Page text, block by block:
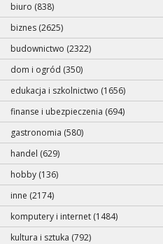
biuro (838)
biznes (2625)
budownictwo (2322)
dom i ogród (350)
edukacja i szkolnictwo (1656)
finanse i ubezpieczenia (694)
gastronomia (580)
handel (629)
hobby (136)
inne (2174)
komputery i internet (1484)
kultura i sztuka (792)